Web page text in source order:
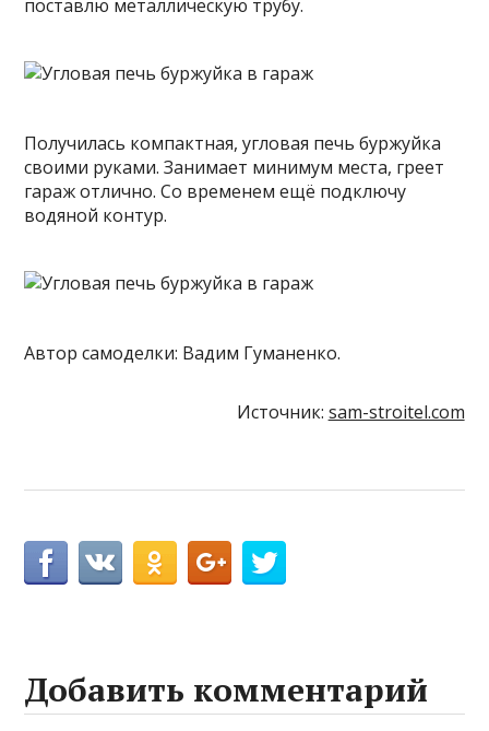
поставлю металлическую трубу.
Получилась компактная, угловая печь буржуйка
своими руками. Занимает минимум места, греет
гараж отлично. Со временем ещё подключу
водяной контур.
Автор самоделки: Вадим Гуманенко.
Источник: sam-stroitel.com
Добавить комментарий